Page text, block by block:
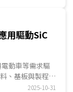
用驅動SiC
動車等需求驅
、基板與製程設
的展示內容可
2025-10-31